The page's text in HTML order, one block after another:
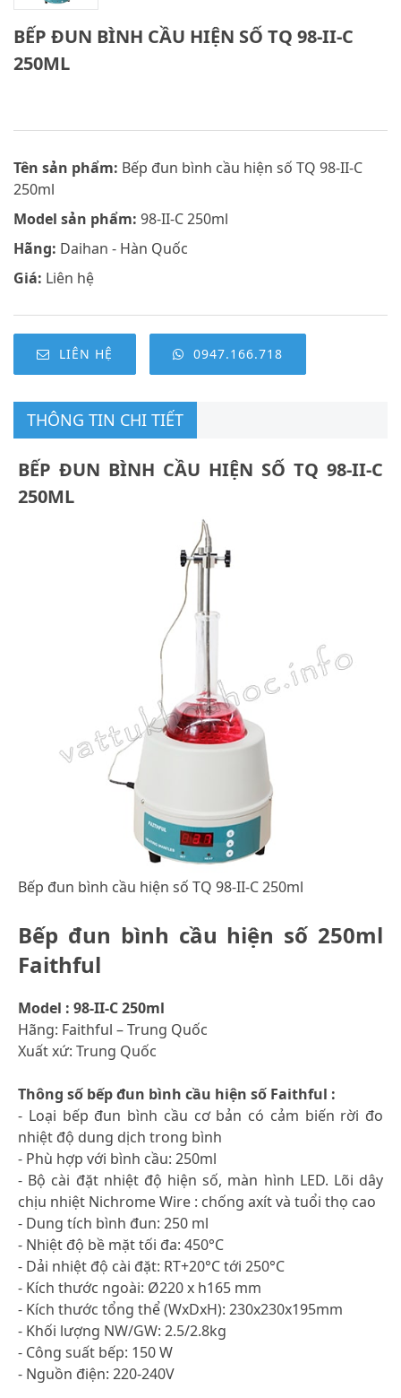
BẾP ĐUN BÌNH CẦU HIỆN SỐ TQ 98-II-C
250ML
Tên sản phẩm: Bếp đun bình cầu hiện số TQ 98-II-C
250ml
Model sản phẩm: 98-II-C 250ml
Hãng: Daihan - Hàn Quốc
Giá: Liên hệ
LIÊN HỆ 0947.166.718
THÔNG TIN CHI TIẾT
BẾP ĐUN BÌNH CẦU HIỆN SỐ TQ 98-II-C
250ML
Bếp đun bình cầu hiện số TQ 98-II-C 250ml
Bếp đun bình cầu hiện số 250ml
Faithful
Model : 98-II-C 250ml
Hãng: Faithful – Trung Quốc
Xuất xứ: Trung Quốc
Thông số bếp đun bình cầu hiện số Faithful :
- Loại bếp đun bình cầu cơ bản có cảm biến rời đo
nhiệt độ dung dịch trong bình
- Phù hợp với bình cầu: 250ml
- Bộ cài đặt nhiệt độ hiện số, màn hình LED. Lõi dây
chịu nhiệt Nichrome Wire : chống axít và tuổi thọ cao
- Dung tích bình đun: 250 ml
- Nhiệt độ bề mặt tối đa: 450°C
- Dải nhiệt độ cài đặt: RT+20°C tới 250°C
- Kích thước ngoài: Ø220 x h165 mm
- Kích thước tổng thể (WxDxH): 230x230x195mm
- Khối lượng NW/GW: 2.5/2.8kg
- Công suất bếp: 150 W
- Nguồn điện: 220-240V